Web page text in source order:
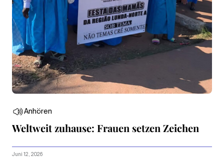
Anhören
Weltweit zuhause: Frauen setzen Zeichen
Juni 12, 2026